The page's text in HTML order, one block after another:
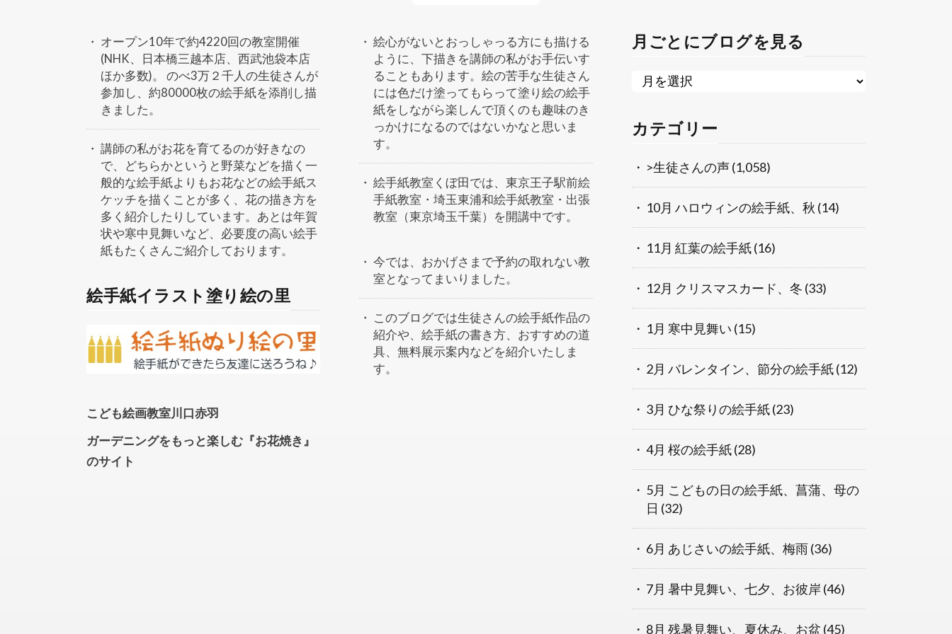
オープン10年で約4220回の教室開催
(NHK、日本橋三越本店、西武池袋本店
ほか多数)。 のべ3万２千人の生徒さんが
参加し、約80000枚の絵手紙を添削し描
きました。
講師の私がお花を育てるのが好きなの
で、どちらかというと野菜などを描く一
般的な絵手紙よりもお花などの絵手紙ス
ケッチを描くことが多く、花の描き方を
多く紹介したりしています。あとは年賀
状や寒中見舞いなど、必要度の高い絵手
紙もたくさんご紹介しております。
絵手紙イラスト塗り絵の里
こども絵画教室川口赤羽
ガーデニングをもっと楽しむ『お花焼き』
のサイト
絵心がないとおっしゃっる方にも描ける
ように、下描きを講師の私がお手伝いす
ることもあります。絵の苦手な生徒さん
には色だけ塗ってもらって塗り絵の絵手
紙をしながら楽しんで頂くのも趣味のき
っかけになるのではないかなと思いま
す。
絵手紙教室くぼ田では、東京王子駅前絵
手紙教室・埼玉東浦和絵手紙教室・出張
教室（東京埼玉千葉）を開講中です。
今では、おかげさまで予約の取れない教
室となってまいりました。
このブログでは生徒さんの絵手紙作品の
紹介や、絵手紙の書き方、おすすめの道
具、無料展示案内などを紹介いたしま
す。
月ごとにブログを見る
カテゴリー
>生徒さんの声(1,058)
10月 ハロウィンの絵手紙、秋 (14)
11月 紅葉の絵手紙(16)
12月 クリスマスカード、冬 (33)
1月 寒中見舞い (15)
2月 バレンタイン、節分の絵手紙(12)
3月 ひな祭りの絵手紙(23)
4月 桜の絵手紙(28)
5月 こどもの日の絵手紙、菖蒲、母の
日 (32)
6月 あじさいの絵手紙、梅雨(36)
7月 暑中見舞い、七夕、お彼岸 (46)
8月 残暑見舞い、夏休み、お盆 (45)